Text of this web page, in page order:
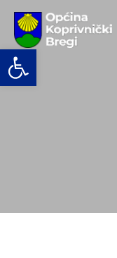
Open toolbar
content